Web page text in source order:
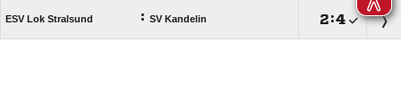
ESV Lok Stralsund : SV Kandelin :